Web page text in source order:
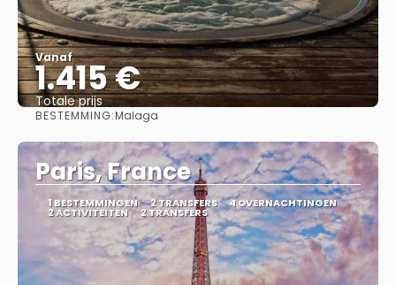
Vanaf
1.415 €
Totale prijs
BESTEMMING:Malaga
Paris, France
1 BESTEMMINGEN 2 TRANSFERS 4 OVERNACHTINGEN
2 ACTIVITEITEN 2 TRANSFERS